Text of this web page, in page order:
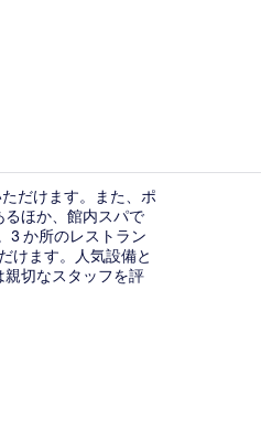
ジュニア スイート シ
だけます。また、ポ
るほか、館内スパで
3 か所のレストラン
けます。人気設備と
切なスタッフを評